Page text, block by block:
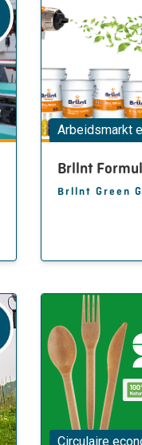
Brllnt
Brllnt Green
Arbeidsmarkt
Circulaire